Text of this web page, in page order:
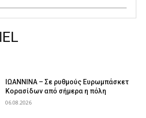
ΙΩΑΝΝΙΝΑ – Σε ρυθμούς Ευρωμπάσκετ
Κορασίδων από σήμερα η πόλη
06.08.2026